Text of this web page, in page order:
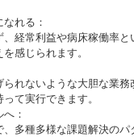
れる：
経常利益や病床稼働率
感じられます。
れないような大胆な業
て実行できます。
：
多種多様な課題解決の